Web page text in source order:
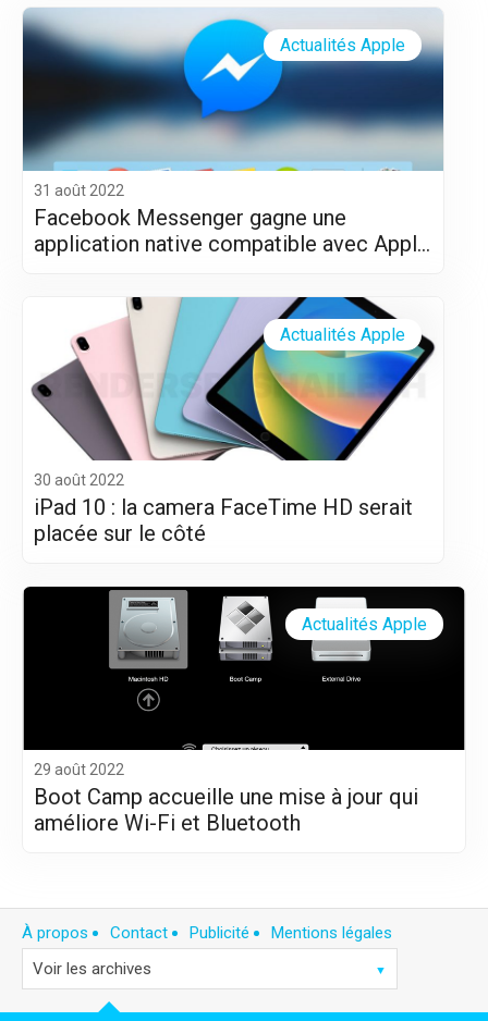
31 août 2022
Facebook Messenger gagne une
application native compatible avec Apple
Actualités Apple
30 août 2022
iPad 10 : la camera FaceTime HD serait
placée sur le côté
Actualités Apple
29 août 2022
Boot Camp accueille une mise à jour qui
améliore Wi-Fi et Bluetooth
Actualités Apple
À propos Contact Publicité Mentions légales